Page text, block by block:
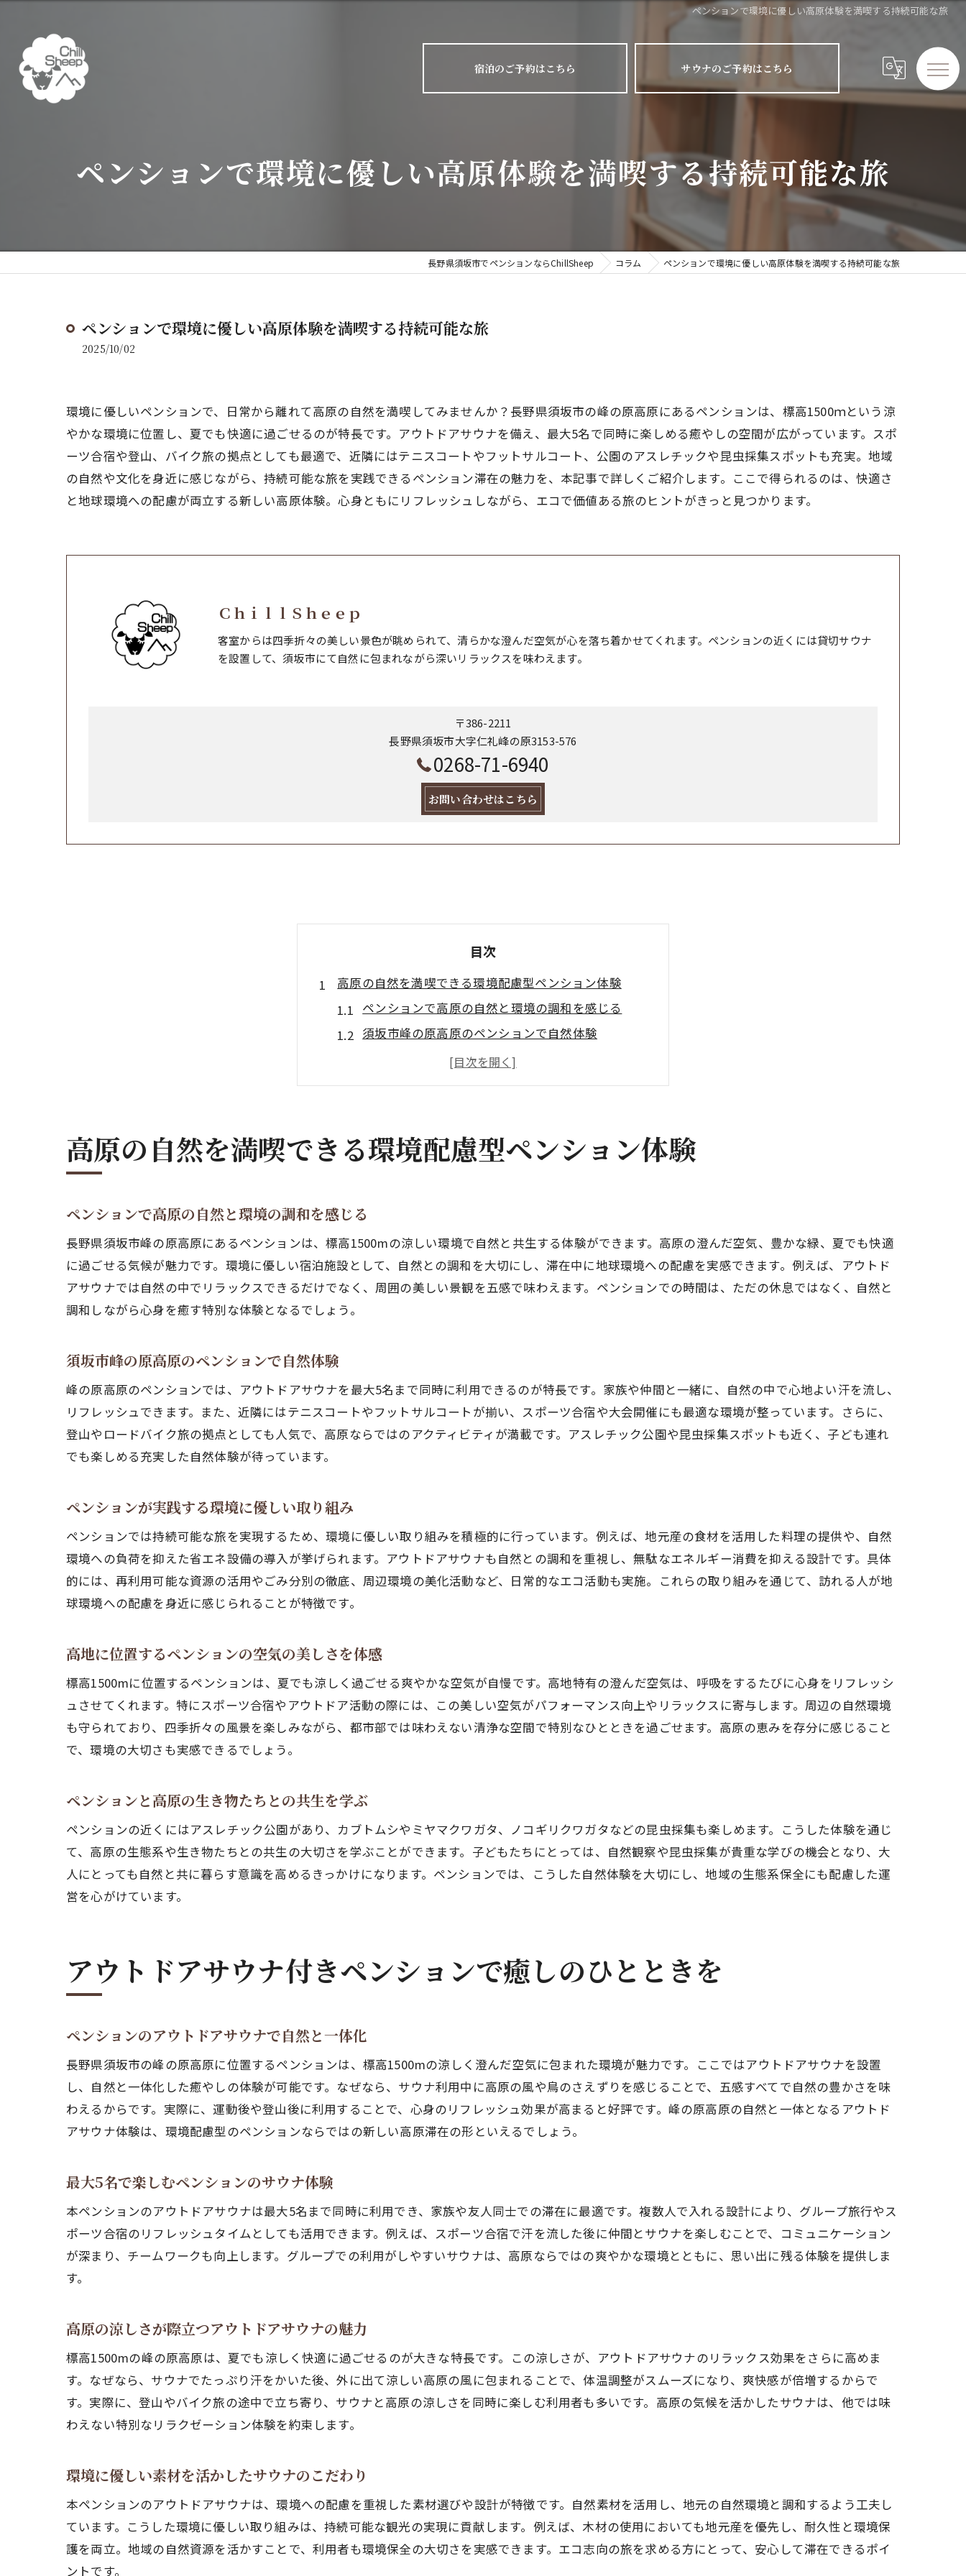
ペンションで環境に優しい高原体験を満喫する持続可能な旅
宿泊のご予約はこちら サウナのご予約はこちら
ペンションで環境に優しい高原体験を満喫する持続可能な旅
長野県須坂市でペンションならChillSheep コラム ペンションで環境に優しい高原体験を満喫する持続可能な旅
ペンションで環境に優しい高原体験を満喫する持続可能な旅
2025/10/02
環境に優しいペンションで、日常から離れて高原の自然を満喫してみませんか？長野県須坂市の峰の原高原にあるペンションは、標高1500ｍという涼
やかな環境に位置し、夏でも快適に過ごせるのが特長です。アウトドアサウナを備え、最大5名で同時に楽しめる癒やしの空間が広がっています。スポ
ーツ合宿や登山、バイク旅の拠点としても最適で、近隣にはテニスコートやフットサルコート、公園のアスレチックや昆虫採集スポットも充実。地域
の自然や文化を身近に感じながら、持続可能な旅を実践できるペンション滞在の魅力を、本記事で詳しくご紹介します。ここで得られるのは、快適さ
と地球環境への配慮が両立する新しい高原体験。心身ともにリフレッシュしながら、エコで価値ある旅のヒントがきっと見つかります。
ＣｈｉｌｌＳｈｅｅｐ
客室からは四季折々の美しい景色が眺められて、清らかな澄んだ空気が心を落ち着かせてくれます。ペンションの近くには貸切サウナ
を設置して、須坂市にて自然に包まれながら深いリラックスを味わえます。
〒386-2211
長野県須坂市大字仁礼峰の原3153-576
0268-71-6940
お問い合わせはこちら
目次
高原の自然を満喫できる環境配慮型ペンション体験
ペンションで高原の自然と環境の調和を感じる
須坂市峰の原高原のペンションで自然体験
ペンションが実践する環境に優しい取り組み
高地に位置するペンションの空気の美しさを体感
アウトドアサウナ付きペンションで癒しのひとときを
ペンションのアウトドアサウナで自然と一体化
高原の涼しさが際立つアウトドアサウナの魅力
環境に優しい素材を活かしたサウナのこだわり
ペンションサウナの利用でリフレッシュする方法
持続可能な旅を叶えるエコな滞在方法とは
エコステイの魅力を感じるペンション体験
ペンションの再生可能エネルギー利用事例
峰の原高原で快適に過ごす夏のペンション生活
ペンション周辺で楽しむ夏の自然アクティビティ
静かな高原で味わうペンションのリラクゼーション
スポーツ合宿や登山にも最適なペンションの魅力
ペンション近くのコートで楽しむスポーツ大会
ロードバイク愛好者も満足できる坂道の魅力
スポーツと自然を両立するペンション滞在法
親子で楽しむ昆虫採集とアスレチック体験のすすめ
ペンション滞在で子どもの好奇心を育む方法
夏休みの自由研究にも最適なペンション体験
高原の自然を満喫できる環境配慮型ペンション体験
ペンションで高原の自然と環境の調和を感じる
長野県須坂市峰の原高原にあるペンションは、標高1500mの涼しい環境で自然と共生する体験ができます。高原の澄んだ空気、豊かな緑、夏でも快適
に過ごせる気候が魅力です。環境に優しい宿泊施設として、自然との調和を大切にし、滞在中に地球環境への配慮を実感できます。例えば、アウトド
アサウナでは自然の中でリラックスできるだけでなく、周囲の美しい景観を五感で味わえます。ペンションでの時間は、ただの休息ではなく、自然と
調和しながら心身を癒す特別な体験となるでしょう。
須坂市峰の原高原のペンションで自然体験
峰の原高原のペンションでは、アウトドアサウナを最大5名まで同時に利用できるのが特長です。家族や仲間と一緒に、自然の中で心地よい汗を流し、
リフレッシュできます。また、近隣にはテニスコートやフットサルコートが揃い、スポーツ合宿や大会開催にも最適な環境が整っています。さらに、
登山やロードバイク旅の拠点としても人気で、高原ならではのアクティビティが満載です。アスレチック公園や昆虫採集スポットも近く、子ども連れ
でも楽しめる充実した自然体験が待っています。
ペンションが実践する環境に優しい取り組み
ペンションでは持続可能な旅を実現するため、環境に優しい取り組みを積極的に行っています。例えば、地元産の食材を活用した料理の提供や、自然
環境への負荷を抑えた省エネ設備の導入が挙げられます。アウトドアサウナも自然との調和を重視し、無駄なエネルギー消費を抑える設計です。具体
的には、再利用可能な資源の活用やごみ分別の徹底、周辺環境の美化活動など、日常的なエコ活動も実施。これらの取り組みを通じて、訪れる人が地
球環境への配慮を身近に感じられることが特徴です。
高地に位置するペンションの空気の美しさを体感
標高1500mに位置するペンションは、夏でも涼しく過ごせる爽やかな空気が自慢です。高地特有の澄んだ空気は、呼吸をするたびに心身をリフレッシ
ュさせてくれます。特にスポーツ合宿やアウトドア活動の際には、この美しい空気がパフォーマンス向上やリラックスに寄与します。周辺の自然環境
も守られており、四季折々の風景を楽しみながら、都市部では味わえない清浄な空間で特別なひとときを過ごせます。高原の恵みを存分に感じること
で、環境の大切さも実感できるでしょう。
ペンションと高原の生き物たちとの共生を学ぶ
ペンションの近くにはアスレチック公園があり、カブトムシやミヤマクワガタ、ノコギリクワガタなどの昆虫採集も楽しめます。こうした体験を通じ
て、高原の生態系や生き物たちとの共生の大切さを学ぶことができます。子どもたちにとっては、自然観察や昆虫採集が貴重な学びの機会となり、大
人にとっても自然と共に暮らす意識を高めるきっかけになります。ペンションでは、こうした自然体験を大切にし、地域の生態系保全にも配慮した運
営を心がけています。
アウトドアサウナ付きペンションで癒しのひとときを
ペンションのアウトドアサウナで自然と一体化
長野県須坂市の峰の原高原に位置するペンションは、標高1500mの涼しく澄んだ空気に包まれた環境が魅力です。ここではアウトドアサウナを設置
し、自然と一体化した癒やしの体験が可能です。なぜなら、サウナ利用中に高原の風や鳥のさえずりを感じることで、五感すべてで自然の豊かさを味
わえるからです。実際に、運動後や登山後に利用することで、心身のリフレッシュ効果が高まると好評です。峰の原高原の自然と一体となるアウトド
アサウナ体験は、環境配慮型のペンションならではの新しい高原滞在の形といえるでしょう。
最大5名で楽しむペンションのサウナ体験
本ペンションのアウトドアサウナは最大5名まで同時に利用でき、家族や友人同士での滞在に最適です。複数人で入れる設計により、グループ旅行やス
ポーツ合宿のリフレッシュタイムとしても活用できます。例えば、スポーツ合宿で汗を流した後に仲間とサウナを楽しむことで、コミュニケーション
が深まり、チームワークも向上します。グループでの利用がしやすいサウナは、高原ならではの爽やかな環境とともに、思い出に残る体験を提供しま
す。
高原の涼しさが際立つアウトドアサウナの魅力
標高1500mの峰の原高原は、夏でも涼しく快適に過ごせるのが大きな特長です。この涼しさが、アウトドアサウナのリラックス効果をさらに高めま
す。なぜなら、サウナでたっぷり汗をかいた後、外に出て涼しい高原の風に包まれることで、体温調整がスムーズになり、爽快感が倍増するからで
す。実際に、登山やバイク旅の途中で立ち寄り、サウナと高原の涼しさを同時に楽しむ利用者も多いです。高原の気候を活かしたサウナは、他では味
わえない特別なリラクゼーション体験を約束します。
環境に優しい素材を活かしたサウナのこだわり
本ペンションのアウトドアサウナは、環境への配慮を重視した素材選びや設計が特徴です。自然素材を活用し、地元の自然環境と調和するよう工夫し
ています。こうした環境に優しい取り組みは、持続可能な観光の実現に貢献します。例えば、木材の使用においても地元産を優先し、耐久性と環境保
護を両立。地域の自然資源を活かすことで、利用者も環境保全の大切さを実感できます。エコ志向の旅を求める方にとって、安心して滞在できるポイ
ントです。